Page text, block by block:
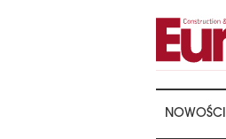
NOWOŚCI